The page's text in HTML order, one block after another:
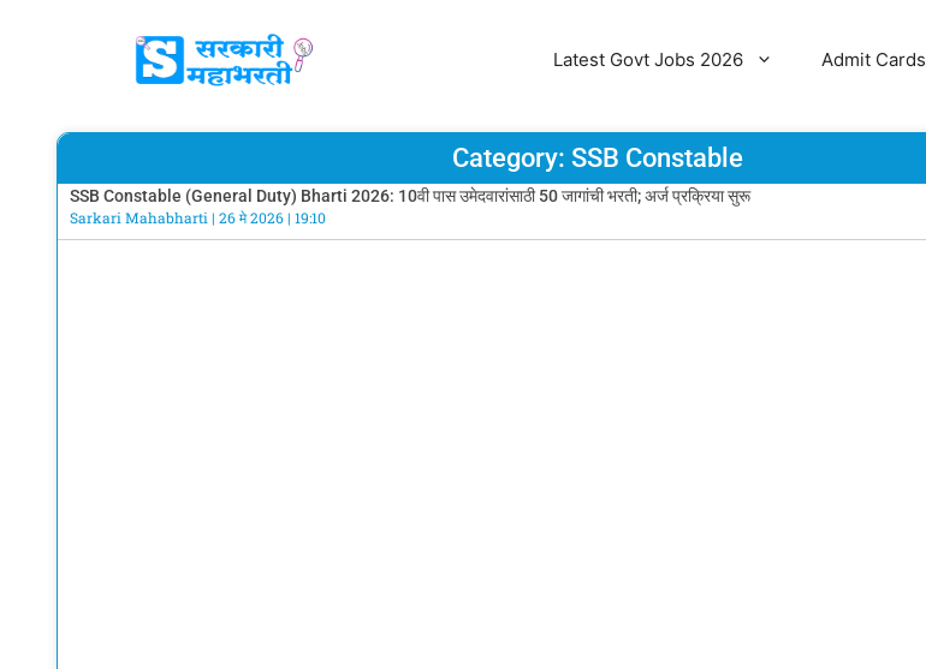
Latest Govt Jobs 2026 Admit Cards
Category: SSB Constable
SSB Constable (General Duty) Bharti 2026: 10वी पास उमेदवारांसाठी 50 जागांची भरती; अर्ज प्रक्रिया सुरू
Sarkari Mahabharti
26 मे 2026 19:10